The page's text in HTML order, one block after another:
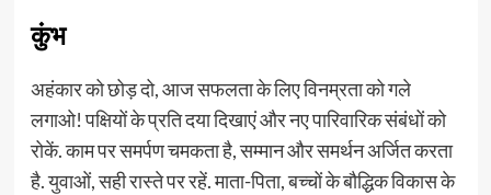
कुंभ
अहंकार को छोड़ दो, आज सफलता के लिए विनम्रता को गले
लगाओ! पक्षियों के प्रति दया दिखाएं और नए पारिवारिक संबंधों को
रोकें. काम पर समर्पण चमकता है, सम्मान और समर्थन अर्जित करता
है. युवाओं, सही रास्ते पर रहें. माता-पिता, बच्चों के बौद्धिक विकास के